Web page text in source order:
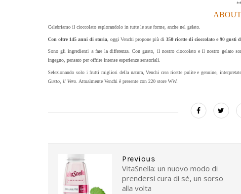
Celebriamo il cioccolato esplorandolo in tutte le sue forme, anche nel gelato.
Con oltre 145 anni di storia, oggi Venchi propone più di 350 ricette di cioccolato e 90 gusti
Sono gli ingredienti a fare la differenza. Con gusto, il nostro cioccolato e il nostro gelato
ingegno, pensato per offrire intense esperienze sensoriali.
Selezionando solo i frutti migliori della natura, Venchi crea ricette pulite e genuine,
Gusto, il Vero. Attualmente Venchi è presente con 220 store WW.
Previous
VitaSnella: un nuovo modo di
prendersi cura di sé, un sorso
alla volta